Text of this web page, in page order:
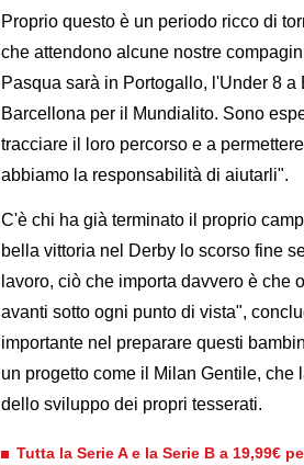
Proprio questo è un periodo ricco di
che attendono alcune nostre
Pasqua sarà in Portogallo, l'Under 8
Barcellona per il Mundialito. Sono
tracciare il loro percorso e a
abbiamo la responsabilità di aiutarli".
C'è chi ha già terminato il proprio
bella vittoria nel Derby lo scorso fine
lavoro, ciò che importa davvero è
avanti sotto ogni punto di vista",
importante nel preparare questi
un progetto come il Milan Gentile,
dello sviluppo dei propri tesserati.
Tutta la Serie A e la Serie B a 19,99€